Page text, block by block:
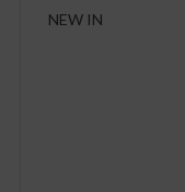
NEW IN
Ich bin damit